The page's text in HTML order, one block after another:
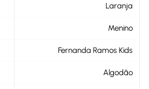
Laranja
Menino
Fernanda Ramos Kids
Algodão